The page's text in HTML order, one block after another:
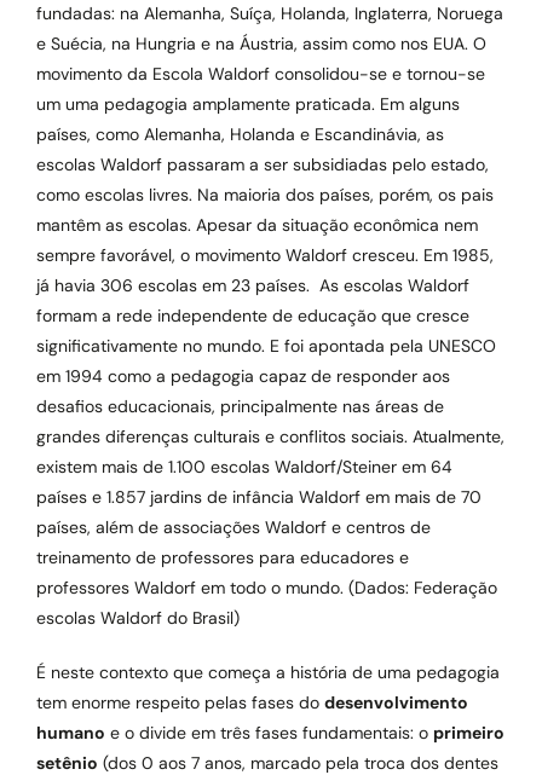
fundadas: na Alemanha, Suíça, Holanda, Inglaterra, Noruega
e Suécia, na Hungria e na Áustria, assim como nos EUA. O
movimento da Escola Waldorf consolidou-se e tornou-se
um uma pedagogia amplamente praticada. Em alguns
países, como Alemanha, Holanda e Escandinávia, as
escolas Waldorf passaram a ser subsidiadas pelo estado,
como escolas livres. Na maioria dos países, porém, os pais
mantêm as escolas. Apesar da situação econômica nem
sempre favorável, o movimento Waldorf cresceu. Em 1985,
já havia 306 escolas em 23 países. As escolas Waldorf
formam a rede independente de educação que cresce
significativamente no mundo. E foi apontada pela UNESCO
em 1994 como a pedagogia capaz de responder aos
desafios educacionais, principalmente nas áreas de
grandes diferenças culturais e conflitos sociais. Atualmente,
existem mais de 1.100 escolas Waldorf/Steiner em 64
países e 1.857 jardins de infância Waldorf em mais de 70
países, além de associações Waldorf e centros de
treinamento de professores para educadores e
professores Waldorf em todo o mundo. (Dados: Federação
escolas Waldorf do Brasil)
É neste contexto que começa a história de uma pedagogia
tem enorme respeito pelas fases do desenvolvimento
humano e o divide em três fases fundamentais: o primeiro
setênio (dos 0 aos 7 anos, marcado pela troca dos dentes